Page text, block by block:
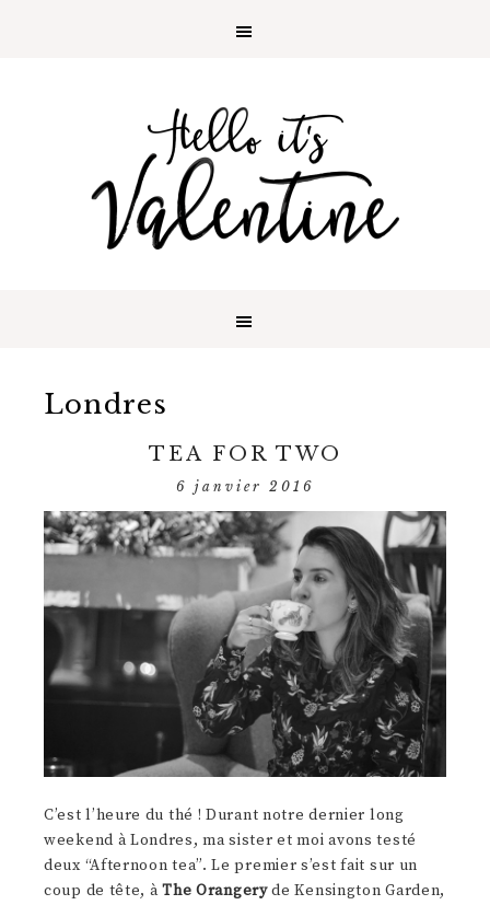
Londres
TEA FOR TWO
6 janvier 2016
C’est l’heure du thé ! Durant notre dernier long
weekend à Londres, ma sister et moi avons testé
deux “Afternoon tea”. Le premier s’est fait sur un
coup de tête, àThe Orangeryde Kensington Garden,